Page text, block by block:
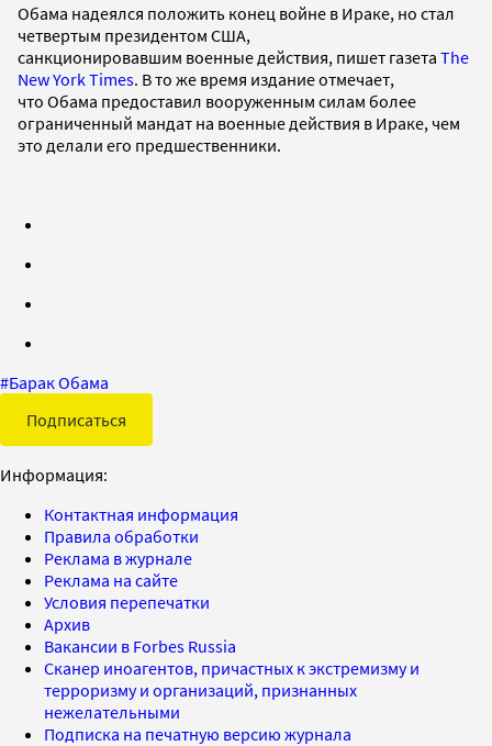
Обама надеялся положить конец войне в Ираке, но стал
четвертым президентом США,
санкционировавшим военные действия, пишет газета The
New York Times. В то же время издание отмечает,
что Обама предоставил вооруженным силам более
ограниченный мандат на военные действия в Ираке, чем
это делали его предшественники.
#Барак Обама
Подписаться
Информация:
Контактная информация
Правила обработки
Реклама в журнале
Реклама на сайте
Условия перепечатки
Архив
Вакансии в Forbes Russia
Сканер иноагентов, причастных к экстремизму и
терроризму и организаций, признанных
нежелательными
Подписка на печатную версию журнала